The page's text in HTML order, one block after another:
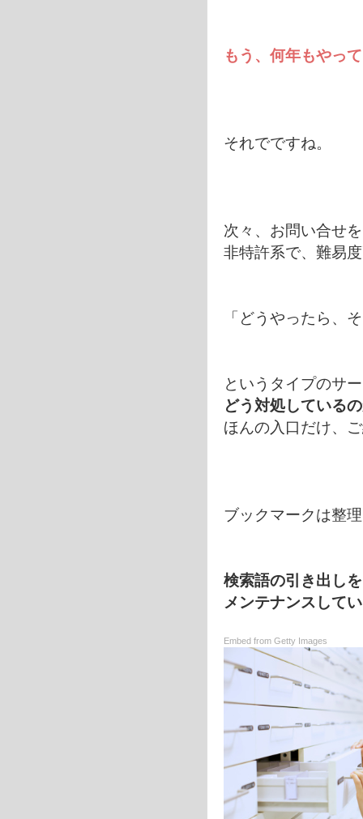
もう、何年もやっ
それでですね。
次々、お問い合せ
非特許系で、難易
「どうやったら、
というタイプのサ
どう対処している
ほんの入口だけ、
ブックマークは整
検索語の引き出し
メンテナンスして
Embed from Getty Images